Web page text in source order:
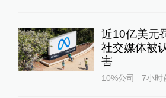
近10亿美元
社交媒体被
害
10%公司 7小时